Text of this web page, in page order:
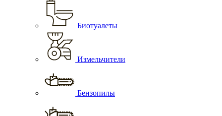
Биотуалеты
Измельчители
Бензопилы